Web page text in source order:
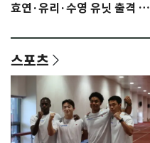
효연·유리·수영 유닛 출격 [N
스포츠